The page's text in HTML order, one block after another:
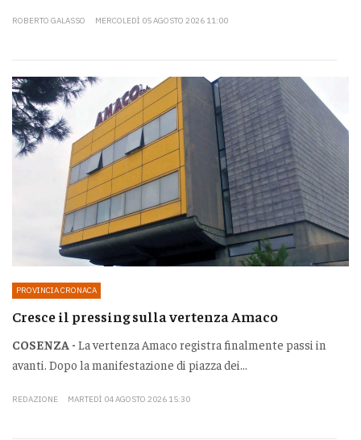
ROBERTO GALASSO MERCOLEDÌ 05 AGOSTO 2026 11:00
PROVINCIA CRONACA
Cresce il pressing sulla vertenza Amaco
COSENZA - La vertenza Amaco registra finalmente passi in
avanti. Dopo la manifestazione di piazza dei...
REDAZIONE MARTEDÌ 04 AGOSTO 2026 15:30